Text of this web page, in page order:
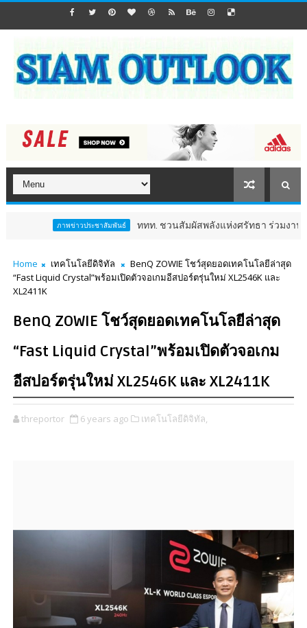
ภาพข่าวประชาสัมพันธ์ ททท. ชวนสัมผัสพลังแห่งศรัทธา ร่วมงาน "ห่มผ้าหลวง
Home เทคโนโลยีดิจิทัล
BenQ ZOWIE โชว์สุดยอดเทคโนโลยีล่าสุด
“Fast Liquid Crystal”พร้อมเปิดตัวจอเกมอีสปอร์ตรุ่นใหม่ XL2546K และ
XL2411K
BenQ ZOWIE โชว์สุดยอดเทคโนโลยีล่าสุด
“Fast Liquid Crystal”พร้อมเปิดตัวจอเกม
อีสปอร์ตรุ่นใหม่ XL2546K และ XL2411K
threportor 6 years ago เทคโนโลยีดิจิทัล,